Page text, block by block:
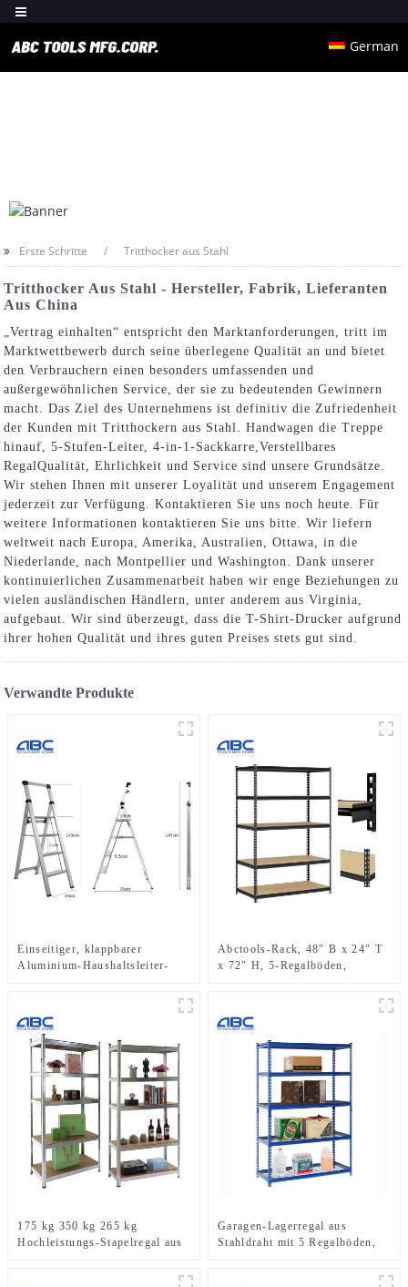
German
Erste Schritte Tritthocker aus Stahl
Tritthocker Aus Stahl - Hersteller, Fabrik, Lieferanten
Aus China
„Vertrag einhalten“ entspricht den Marktanforderungen, tritt im
Marktwettbewerb durch seine überlegene Qualität an und bietet
den Verbrauchern einen besonders umfassenden und
außergewöhnlichen Service, der sie zu bedeutenden Gewinnern
macht. Das Ziel des Unternehmens ist definitiv die Zufriedenheit
der Kunden mit Tritthockern aus Stahl.Handwagen die Treppe
hinauf ,5-Stufen-Leiter ,4-in-1-Sackkarre ,Verstellbares
RegalQualität, Ehrlichkeit und Service sind unsere Grundsätze.
Wir stehen Ihnen mit unserer Loyalität und unserem Engagement
jederzeit zur Verfügung. Kontaktieren Sie uns noch heute. Für
weitere Informationen kontaktieren Sie uns bitte. Wir liefern
weltweit nach Europa, Amerika, Australien, Ottawa, in die
Niederlande, nach Montpellier und Washington. Dank unserer
kontinuierlichen Zusammenarbeit haben wir enge Beziehungen zu
vielen ausländischen Händlern, unter anderem aus Virginia,
aufgebaut. Wir sind überzeugt, dass die T-Shirt-Drucker aufgrund
ihrer hohen Qualität und ihres guten Preises stets gut sind.
Verwandte Produkte
Einseitiger, klappbarer
Aluminium-Haushaltsleiter-
Abctools-Rack, 48″ B x 24″ T
x 72″ H, 5-Regalböden,
schraubenlose Stapelregale
175 kg 350 kg 265 kg
Hochleistungs-Stapelregal aus
Garagen-Lagerregal aus
Stahldraht mit 5 Regalböden,